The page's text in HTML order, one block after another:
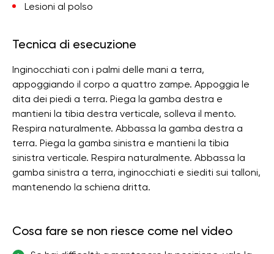
Lesioni al polso
Tecnica di esecuzione
Inginocchiati con i palmi delle mani a terra,
appoggiando il corpo a quattro zampe. Appoggia le
dita dei piedi a terra. Piega la gamba destra e
mantieni la tibia destra verticale, solleva il mento.
Respira naturalmente. Abbassa la gamba destra a
terra. Piega la gamba sinistra e mantieni la tibia
sinistra verticale. Respira naturalmente. Abbassa la
gamba sinistra a terra, inginocchiati e siediti sui talloni,
mantenendo la schiena dritta.
Cosa fare se non riesce come nel video